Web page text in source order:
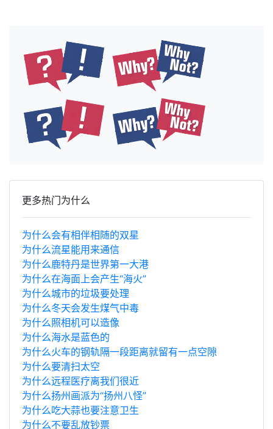
更多热门为什么
为什么会有相伴相随的双星
为什么流星能用来通信
为什么鹿特丹是世界第一大港
为什么在海面上会产生“海火”
为什么城市的垃圾要处理
为什么冬天会发生煤气中毒
为什么照相机可以造像
为什么海水是蓝色的
为什么火车的钢轨隔一段距离就留有一点空隙
为什么要清扫太空
为什么远程医疗离我们很近
为什么扬州画派为“扬州八怪”
为什么吃大蒜也要注意卫生
为什么不要乱放钞票